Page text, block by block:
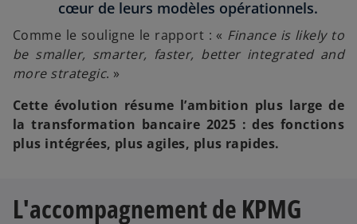
cœur de leurs modèles opérationnels.
Comme le souligne le rapport : « Finance is likely to
be smaller, smarter, faster, better integrated and
more strategic. »
Cette évolution résume l’ambition plus large de
la transformation bancaire 2025 : des fonctions
plus intégrées, plus agiles, plus rapides.
L'accompagnement de KPMG